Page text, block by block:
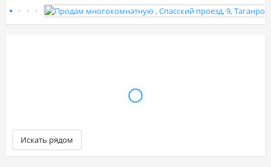
Искать рядом